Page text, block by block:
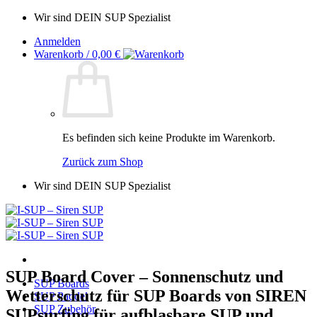
Zum
springen
Wir sind DEIN SUP Spezialist
Anmelden
Warenkorb /0,00 €
Es befinden sich keine Produkte im Warenkorb.
Zurück zum Shop
Wir sind DEIN SUP Spezialist
SUP Boards
SUP Paddel
SUP Zubehör
SUP Board Cover – Sonnenschutz und
Wetterschutz für SUP Boards von SIREN